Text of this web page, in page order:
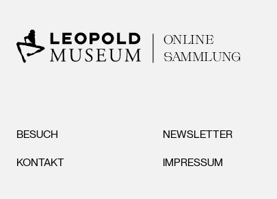
ONLINE
SAMMLUNG
BESUCH
KONTAKT
NEWSLETTER
IMPRESSUM